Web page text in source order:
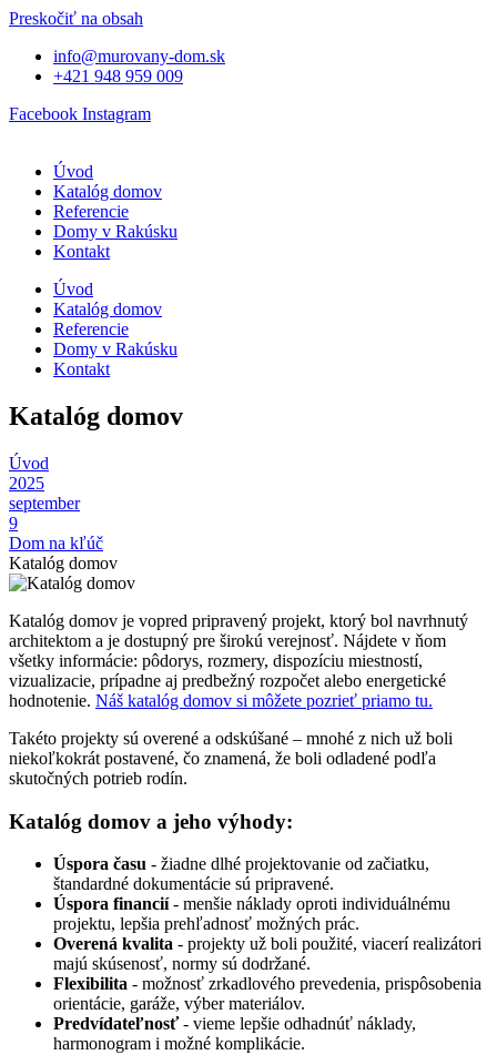
Preskočiť na obsah
info@murovany-dom.sk
+421 948 959 009
Facebook Instagram
Úvod
Katalóg domov
Referencie
Domy v Rakúsku
Kontakt
Úvod
Katalóg domov
Referencie
Domy v Rakúsku
Kontakt
Katalóg domov
Úvod
2025
september
9
Dom na kľúč
Katalóg domov
Katalóg domov je vopred pripravený projekt, ktorý bol navrhnutý
architektom a je dostupný pre širokú verejnosť. Nájdete v ňom
všetky informácie: pôdorys, rozmery, dispozíciu miestností,
vizualizacie, prípadne aj predbežný rozpočet alebo energetické
hodnotenie. Náš katalóg domov si môžete pozrieť priamo tu.
Takéto projekty sú overené a odskúšané – mnohé z nich už boli
niekoľkokrát postavené, čo znamená, že boli odladené podľa
skutočných potrieb rodín.
Katalóg domov a jeho výhody:
Úspora času - žiadne dlhé projektovanie od začiatku,
štandardné dokumentácie sú pripravené.
Úspora financií- menšie náklady oproti individuálnému
projektu, lepšia prehľadnosť možných prác.
Overená kvalita - projekty už boli použité, viacerí realizátori
majú skúsenosť, normy sú dodržané.
Flexibilita - možnosť zrkadlového prevedenia, prispôsobenia
orientácie, garáže, výber materiálov.
Predvídateľnosť- vieme lepšie odhadnúť náklady,
harmonogram i možné komplikácie.